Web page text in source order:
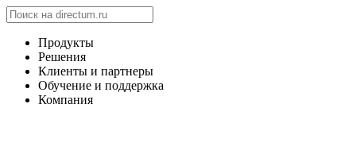
Продукты
Решения
Клиенты и партнеры
Обучение и поддержка
Компания